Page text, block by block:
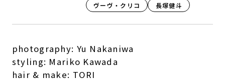
ヴーヴ・クリコ 長塚健斗
photography: Yu Nakaniwa
styling: Mariko Kawada
hair & make: TORI